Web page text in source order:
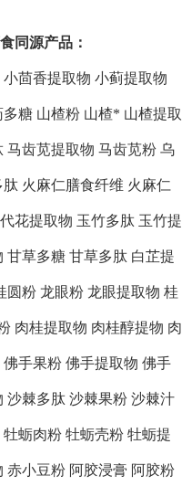
同源产品：
小茴香提取物 小蓟提取物
多糖 山楂粉 山楂* 山楂提取
马齿苋提取物 马齿苋粉 乌
肽 火麻仁膳食纤维 火麻仁
花提取物 玉竹多肽 玉竹提
甘草多糖 甘草多肽 白芷提
圆粉 龙眼粉 龙眼提取物 桂
肉桂提取物 肉桂醇提物 肉
佛手果粉 佛手提取物 佛手
沙棘多肽 沙棘果粉 沙棘汁
牡蛎肉粉 牡蛎壳粉 牡蛎提
赤小豆粉 阿胶浸膏 阿胶粉